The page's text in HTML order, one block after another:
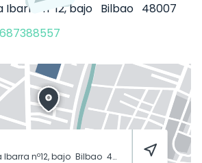
Ibarra nº12, bajo Bilbao 48007
nº12, bajo Bilbao 48007